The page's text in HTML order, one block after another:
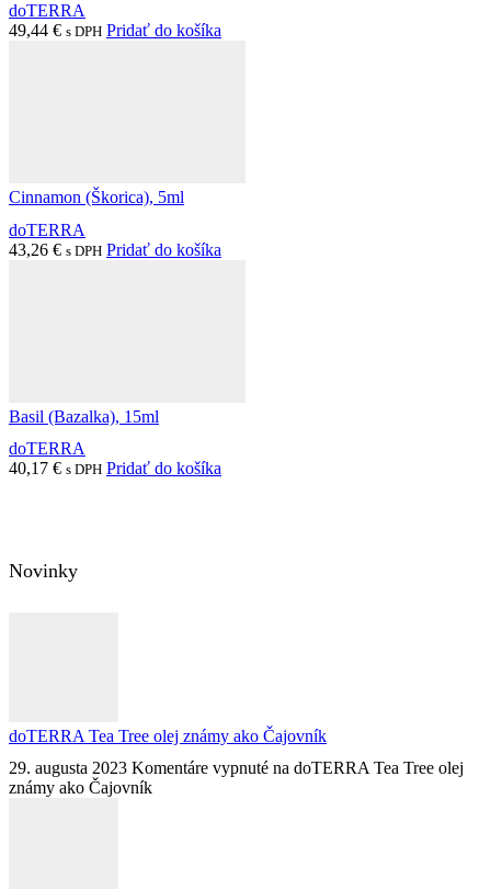
doTERRA
49,44 € s DPH Pridať do košíka
Cinnamon (Škorica), 5ml
doTERRA
43,26 € s DPH Pridať do košíka
Basil (Bazalka), 15ml
doTERRA
40,17 € s DPH Pridať do košíka
Novinky
doTERRA Tea Tree olej známy ako Čajovník
29. augusta 2023 Komentáre vypnuté na doTERRA Tea Tree olej
známy ako Čajovník